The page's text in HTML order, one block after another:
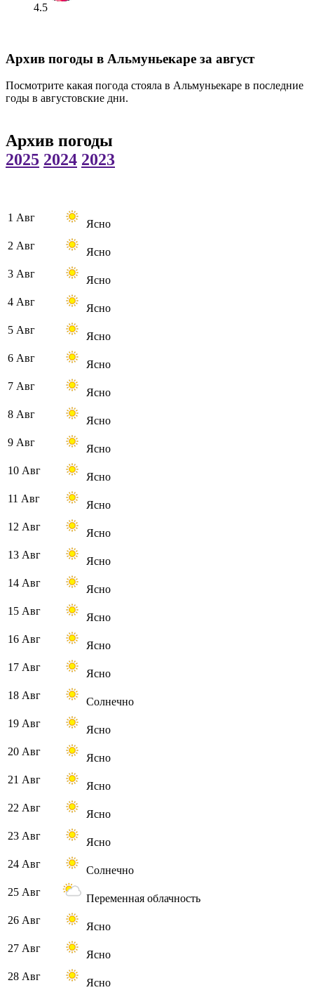
4.5
Архив погоды в Альмуньекаре за август
Посмотрите какая погода стояла в Альмуньекаре в последние
годы в августовские дни.
Архив погоды
2025 2024 2023
1 Авг
Ясно
2 Авг
Ясно
3 Авг
Ясно
4 Авг
Ясно
5 Авг
Ясно
6 Авг
Ясно
7 Авг
Ясно
8 Авг
Ясно
9 Авг
Ясно
10 Авг
Ясно
11 Авг
Ясно
12 Авг
Ясно
13 Авг
Ясно
14 Авг
Ясно
15 Авг
Ясно
16 Авг
Ясно
17 Авг
Ясно
18 Авг
Солнечно
19 Авг
Ясно
20 Авг
Ясно
21 Авг
Ясно
22 Авг
Ясно
23 Авг
Ясно
24 Авг
Солнечно
25 Авг
Переменная облачность
26 Авг
Ясно
27 Авг
Ясно
28 Авг
Ясно